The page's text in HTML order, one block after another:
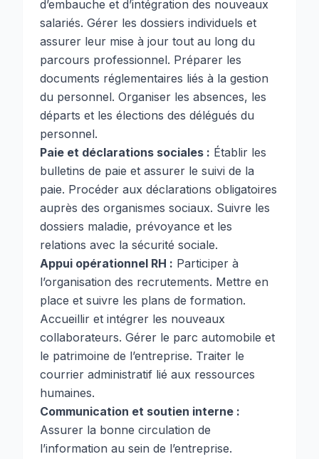
d’embauche et d’intégration des nouveaux
salariés. Gérer les dossiers individuels et
assurer leur mise à jour tout au long du
parcours professionnel. Préparer les
documents réglementaires liés à la gestion
du personnel. Organiser les absences, les
départs et les élections des délégués du
personnel.
Paie et déclarations sociales : Établir les
bulletins de paie et assurer le suivi de la
paie. Procéder aux déclarations obligatoires
auprès des organismes sociaux. Suivre les
dossiers maladie, prévoyance et les
relations avec la sécurité sociale.
Appui opérationnel RH : Participer à
l’organisation des recrutements. Mettre en
place et suivre les plans de formation.
Accueillir et intégrer les nouveaux
collaborateurs. Gérer le parc automobile et
le patrimoine de l’entreprise. Traiter le
courrier administratif lié aux ressources
humaines.
Communication et soutien interne :
Assurer la bonne circulation de
l’information au sein de l’entreprise.